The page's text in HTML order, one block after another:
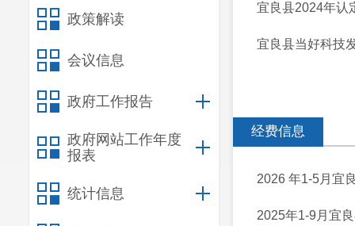
政策解读
会议信息
政府工作报告
政府网站工作年度
报表
统计信息
宜良县2024年认
宜良县当好科技
经费信息
2026 年1-5月宜
2025年1-9月宜